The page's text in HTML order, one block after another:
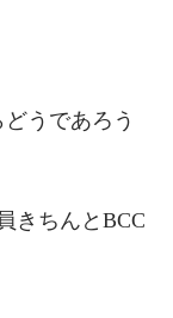
うであろう
きちんとBCC